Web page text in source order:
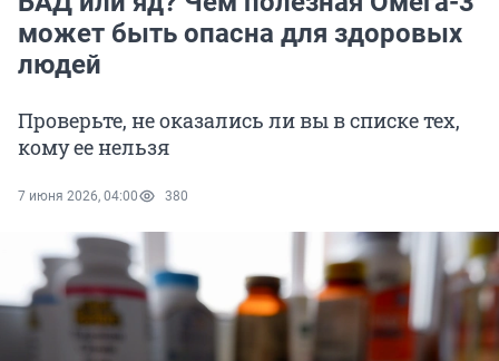
может быть опасна для здоровых
людей
Проверьте, не оказались ли вы в списке тех,
кому ее нельзя
7 июня 2026, 04:00 380